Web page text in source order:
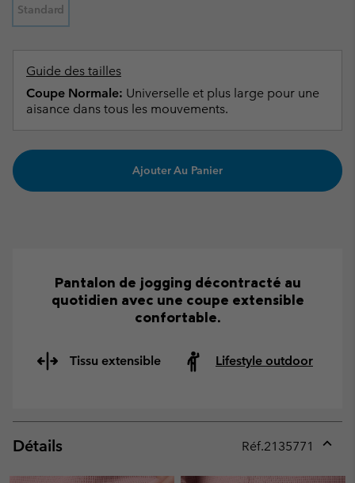
Standard
Guide des tailles
Coupe Normale: Universelle et plus large pour une
aisance dans tous les mouvements.
Ajouter Au Panier
Pantalon de jogging décontracté au
quotidien avec une coupe extensible
confortable.
Tissu extensible Lifestyle outdoor
Détails Réf.2135771
or